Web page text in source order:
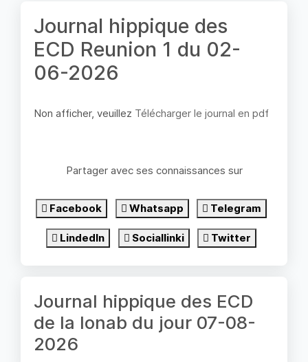
Journal hippique des
ECD Reunion 1 du 02-
06-2026
Non afficher, veuillez Télécharger le journal en pdf
Partager avec ses connaissances sur
Facebook Whatsapp Telegram
LindedIn Sociallinki Twitter
Journal hippique des ECD
de la lonab du jour 07-08-
2026